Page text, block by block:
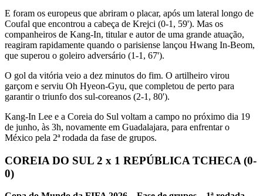
E foram os europeus que abriram o placar, após um lateral longo de
Coufal que encontrou a cabeça de Krejci (0-1, 59'). Mas os
companheiros de Kang-In, titular e autor de uma grande atuação,
reagiram rapidamente quando o parisiense lançou Hwang In-Beom,
que superou o goleiro adversário (1-1, 67').
O gol da vitória veio a dez minutos do fim. O artilheiro virou
garçom e serviu Oh Hyeon-Gyu, que completou de perto para
garantir o triunfo dos sul-coreanos (2-1, 80').
Kang-In Lee e a Coreia do Sul voltam a campo no próximo dia 19
de junho, às 3h, novamente em Guadalajara, para enfrentar o
México pela 2ª rodada da fase de grupos.
COREIA DO SUL 2 x 1 REPÚBLICA TCHECA (0-
0)